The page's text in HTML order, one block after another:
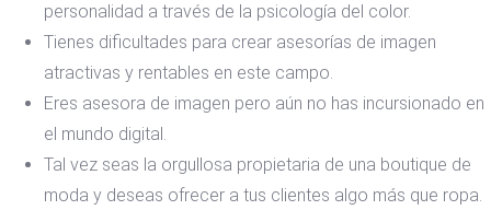
personalidad a través de la psicología del color.
Tienes dificultades para crear asesorías de imagen
atractivas y rentables en este campo.
Eres asesora de imagen pero aún no has incursionado en
el mundo digital.
Tal vez seas la orgullosa propietaria de una boutique de
moda y deseas ofrecer a tus clientes algo más que ropa.